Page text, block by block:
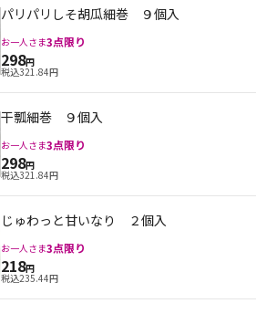
パリパリしそ胡瓜細巻 ９個入
お一人さま3点限り
298円
税込321.84円
干瓢細巻 ９個入
お一人さま3点限り
298円
税込321.84円
じゅわっと甘いなり ２個入
お一人さま3点限り
218円
税込235.44円